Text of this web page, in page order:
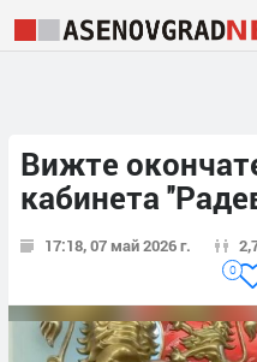
Вижте
кабинета
17:18, 07 май 2026 г.
0